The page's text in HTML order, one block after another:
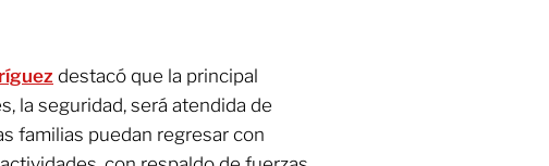
destacó que la principal
la seguridad, será atendida de
familias puedan regresar con